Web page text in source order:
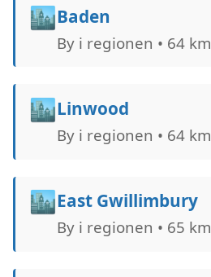
🏙️Baden
By i regionen • 64 km
🏙️Linwood
By i regionen • 64 km
🏙️East Gwillimbury
By i regionen • 65 km